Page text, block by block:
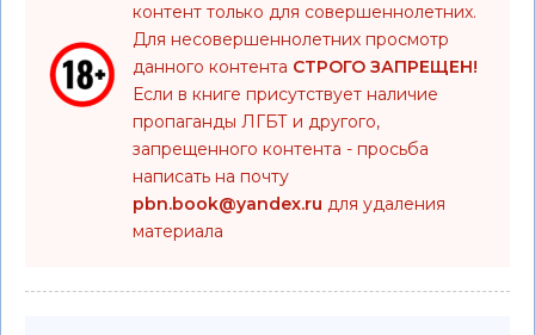
контент только для совершеннолетних.
Для несовершеннолетних просмотр
данного контента СТРОГО ЗАПРЕЩЕН!
Если в книге присутствует наличие
пропаганды ЛГБТ и другого,
запрещенного контента - просьба
написать на почту
pbn.book@yandex.ru для удаления
материала